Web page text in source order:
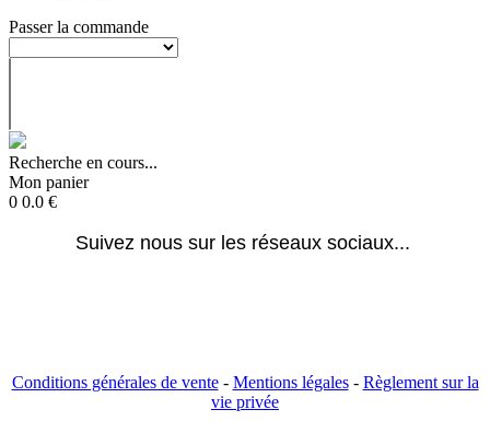
Passer la commande
Recherche en cours...
Mon panier
0 0.0 €
Suivez nous sur les réseaux sociaux...
Conditions générales de vente- Mentions légales- Règlement sur la
vie privée